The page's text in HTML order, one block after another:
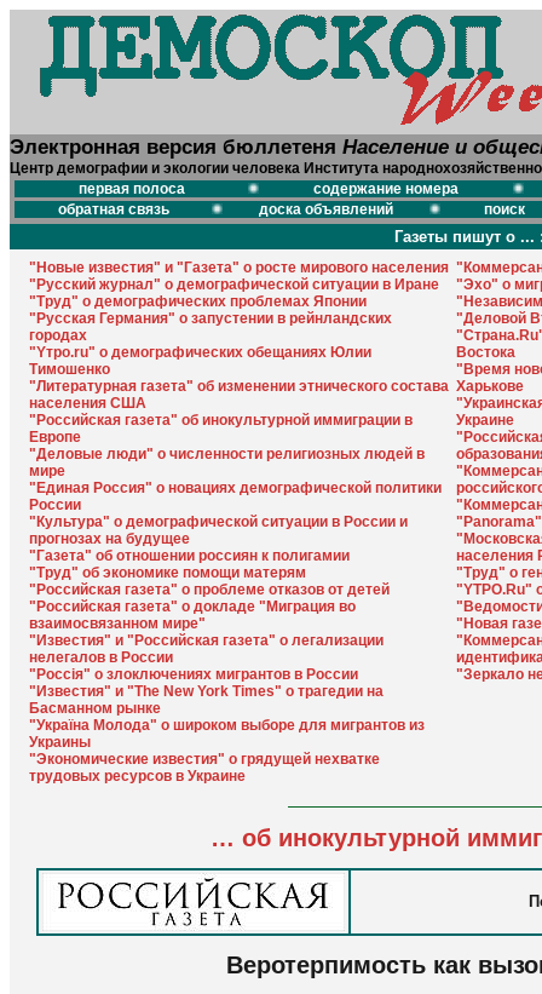
Электронная версия бюллетеня Население и
Центр демографии и экологии человека Института
первая полоса
содержание номера
обратная связь
доска объявлений поиск
Газеты пишут о ...
"Новые известия" и "Газета" о росте мирового населения
"Русский журнал" о демографической ситуации в Иране
"Труд" о демографических проблемах Японии
"Русская Германия" о запустении в рейнландских
городах
"Yтро.ru" о демографических обещаниях Юлии
Тимошенко
"Литературная газета" об изменении этнического состава
населения США
"Российская газета" об инокультурной иммиграции в
Европе
"Деловые люди" о численности религиозных людей в
мире
"Единая Россия" о новациях демографической политики
России
"Культура" о демографической ситуации в России и
прогнозах на будущее
"Газета" об отношении россиян к полигамии
"Труд" об экономике помощи матерям
"Российская газета" о проблеме отказов от детей
"Российская газета" о докладе "Миграция во
взаимосвязанном мире"
"Известия" и "Российская газета" о легализации
нелегалов в России
"Россiя" о злоключениях мигрантов в России
"Известия" и "The New York Times" о трагедии на
Басманном рынке
"Украïна Молода" о широком выборе для мигрантов из
Украины
"Экономические известия" о грядущей нехватке
трудовых ресурсов в Украине
"Эхо" о
"Деловой
Востока
"Время
Харькове
Украине
населения
"Труд" о
"YТРО.Ru"
"Новая
"Зеркало
… об инокультурной
Веротерпимость как